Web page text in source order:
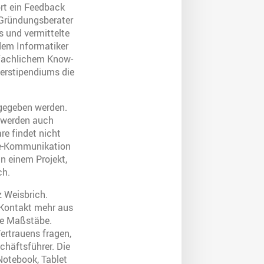
ein Feedback
und vermittelte
Informatiker
Know-
die
werden.
auch
findet nicht
Kommunikation
einem Projekt,
Weisbrich.
mehr aus
Maßstäbe.
fragen,
Die
Tablet